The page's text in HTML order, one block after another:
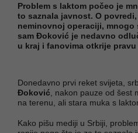
Problem s laktom počeo je
to saznala javnost. O
neminovnoj operaciji, mnogo
sam Đoković je nedavno
u kraj i fanovima otkrije
Donedavno prvi reket svijeta,
Đoković , nakon pauze od šest
na terenu, ali stara muka s
Kako pišu mediji u Srbiji,